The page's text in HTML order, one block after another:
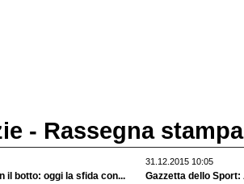
- Rassegna stampa
il botto: oggi la sfida con...
31.12.2015 10:05
Gazzetta dello